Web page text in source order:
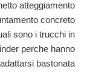
atteggiamento
concreto
sono i trucchi in
perche hanno
bastonata.